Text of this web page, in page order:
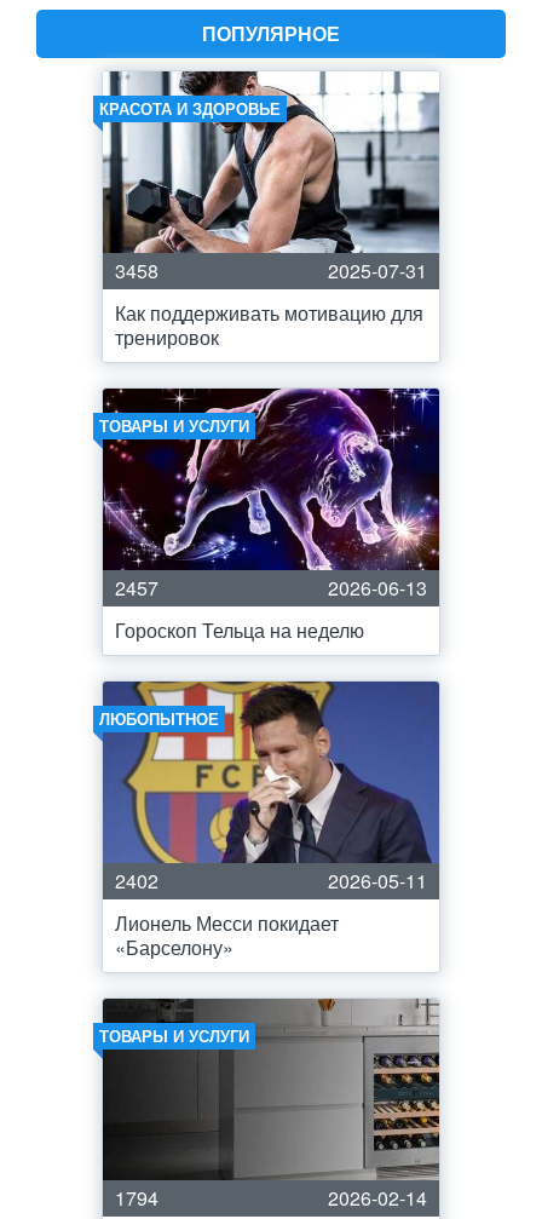
ПОПУЛЯРНОЕ
КРАСОТА И ЗДОРОВЬЕ
3458
2025-07-31
Как поддерживать мотивацию для
тренировок
ТОВАРЫ И УСЛУГИ
2457
2026-06-13
Гороскоп Тельца на неделю
ЛЮБОПЫТНОЕ
2402
2026-05-11
Лионель Месси покидает
«Барселону»
ТОВАРЫ И УСЛУГИ
1794 2026-02-14